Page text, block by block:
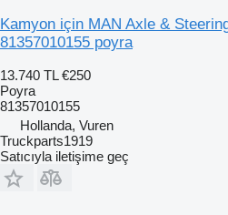
Kamyon için MAN Axle &
81357010155 poyra
13.740 TL €250
Poyra
81357010155
Hollanda, Vuren
Truckparts1919
Satıcıyla iletişime geç